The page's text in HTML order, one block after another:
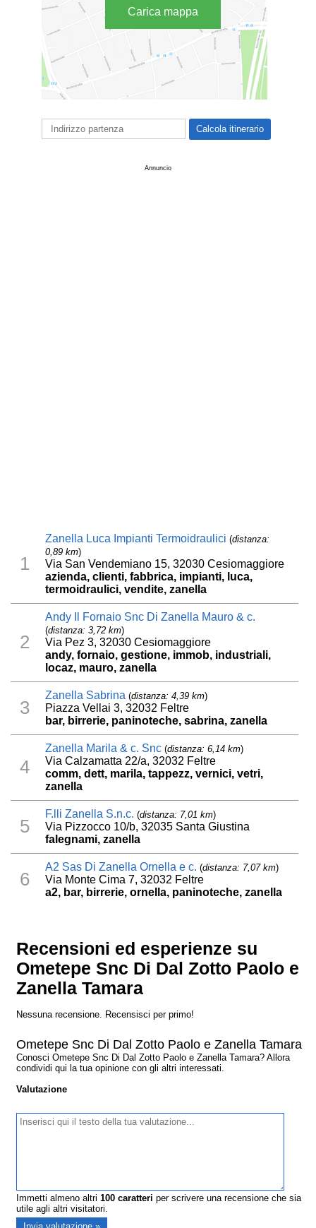
Carica mappa
Annuncio
1
Zanella Luca Impianti Termoidraulici (distanza:
0,89 km)
Via San Vendemiano 15, 32030 Cesiomaggiore
azienda, clienti, fabbrica, impianti, luca,
termoidraulici, vendite, zanella
2
Andy Il Fornaio Snc Di Zanella Mauro & c.
(distanza: 3,72 km)
Via Pez 3, 32030 Cesiomaggiore
andy, fornaio, gestione, immob, industriali,
locaz, mauro, zanella
3
Zanella Sabrina (distanza: 4,39 km)
Piazza Vellai 3, 32032 Feltre
bar, birrerie, paninoteche, sabrina, zanella
4
Zanella Marila & c. Snc (distanza: 6,14 km)
Via Calzamatta 22/a, 32032 Feltre
comm, dett, marila, tappezz, vernici, vetri,
zanella
5
F.lli Zanella S.n.c. (distanza: 7,01 km)
Via Pizzocco 10/b, 32035 Santa Giustina
falegnami, zanella
6
A2 Sas Di Zanella Ornella e c. (distanza: 7,07 km)
Via Monte Cima 7, 32032 Feltre
a2, bar, birrerie, ornella, paninoteche, zanella
Recensioni ed esperienze su
Ometepe Snc Di Dal Zotto Paolo e
Zanella Tamara
Nessuna recensione. Recensisci per primo!
Ometepe Snc Di Dal Zotto Paolo e Zanella Tamara
Conosci Ometepe Snc Di Dal Zotto Paolo e Zanella Tamara? Allora
condividi qui la tua opinione con gli altri interessati.
Valutazione
Immetti almeno altri100 caratteri per scrivere una recensione che sia
utile agli altri visitatori.